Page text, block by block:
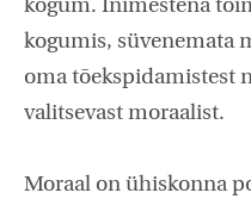
kogum. Inimestena
kogumis, süvenemata
oma tõekspidamistest
valitsevast moraalist.
Moraal on ühiskonna